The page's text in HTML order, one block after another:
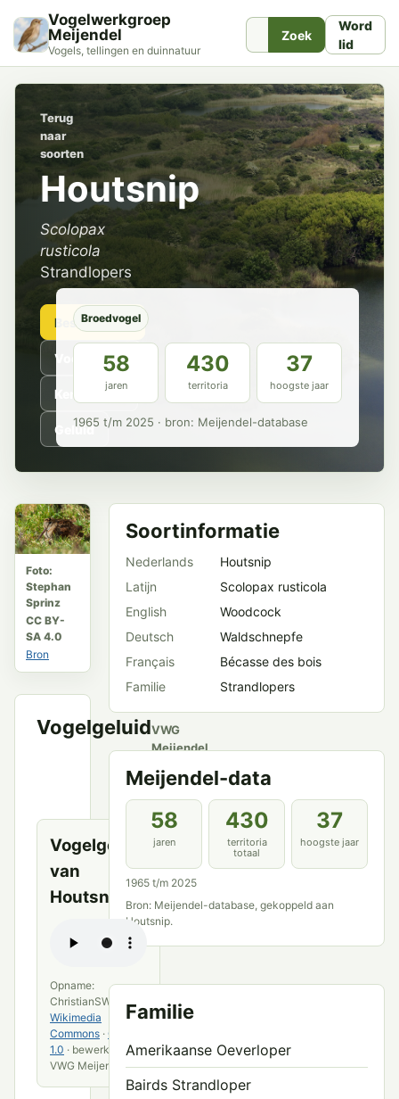
Vogelwerkgroep
Meijendel
Vogels, tellingen en duinnatuur
Zoek
Word
lid
Terug
naar
soorten
Houtsnip
Scolopax
rusticola
Strandlopers
Beschrijving
Voorkomen
Kenmerken
Geluid
Broedvogel
58
jaren
430
territoria
37
hoogste jaar
1965 t/m 2025 · bron: Meijendel-database
Foto:
Stephan
Sprinz
CC BY-
SA 4.0
Bron
VogelgeluidVWG
Meijendel
openbare
bronnen
Vogelgeluid
van
Houtsnip
Opname:
ChristianSW ·
Wikimedia
Commons · CC0
1.0 · bewerkt door
VWG Meijendel
Soortinformatie
Nederlands
Houtsnip
Latijn
Scolopax rusticola
English
Woodcock
Deutsch
Waldschnepfe
Français
Bécasse des bois
Familie
Strandlopers
Meijendel-data
58
jaren
430
territoria
totaal
37
hoogste jaar
1965 t/m 2025
Bron: Meijendel-database, gekoppeld aan
Houtsnip.
Familie
Amerikaanse Oeverloper
Bairds Strandloper